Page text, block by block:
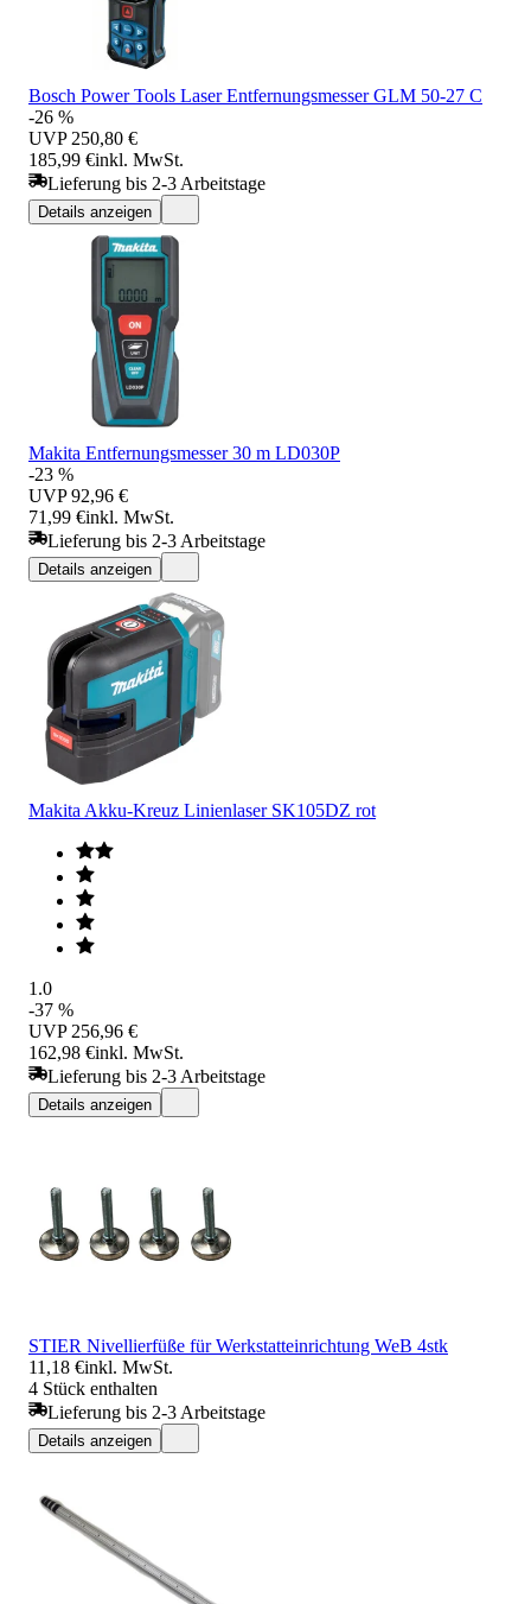
Bosch Power Tools Laser Entfernungsmesser GLM 50-27 C
-26 %
UVP 250,80 €
185,99 €inkl. MwSt.
Lieferung bis 2-3 Arbeitstage
Details anzeigen
Makita Entfernungsmesser 30 m LD030P
-23 %
UVP 92,96 €
71,99 €inkl. MwSt.
Lieferung bis 2-3 Arbeitstage
Details anzeigen
Makita Akku-Kreuz Linienlaser SK105DZ rot
1.0
-37 %
UVP 256,96 €
162,98 €inkl. MwSt.
Lieferung bis 2-3 Arbeitstage
Details anzeigen
STIER Nivellierfüße für Werkstatteinrichtung WeB 4stk
11,18 €inkl. MwSt.
4 Stück enthalten
Lieferung bis 2-3 Arbeitstage
Details anzeigen